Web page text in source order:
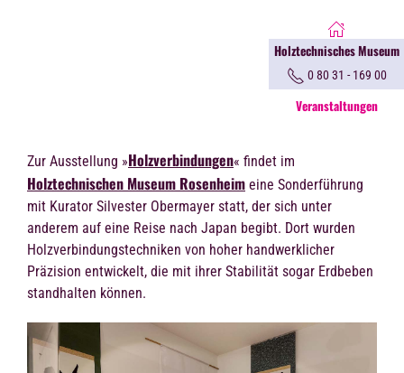
Holztechnisches Museum
0 80 31 - 169 00
Veranstaltungen
Zur Ausstellung »Holzverbindungen« findet im
Holztechnischen Museum Rosenheim eine Sonderführung
mit Kurator Silvester Obermayer statt, der sich unter
anderem auf eine Reise nach Japan begibt. Dort wurden
Holzverbindungstechniken von hoher handwerklicher
Präzision entwickelt, die mit ihrer Stabilität sogar Erdbeben
standhalten können.